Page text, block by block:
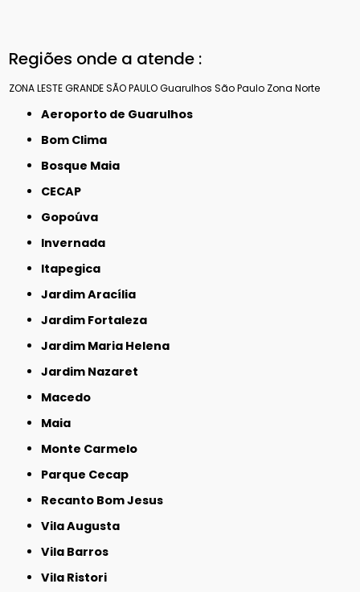
Regiões onde a atende :
ZONA LESTEGRANDE SÃO PAULOGuarulhos São Paulo Zona Norte
Aeroporto de Guarulhos
Bom Clima
Bosque Maia
CECAP
Gopoúva
Invernada
Itapegica
Jardim Aracília
Jardim Fortaleza
Jardim Maria Helena
Jardim Nazaret
Macedo
Maia
Monte Carmelo
Parque Cecap
Recanto Bom Jesus
Vila Augusta
Vila Barros
Vila Ristori